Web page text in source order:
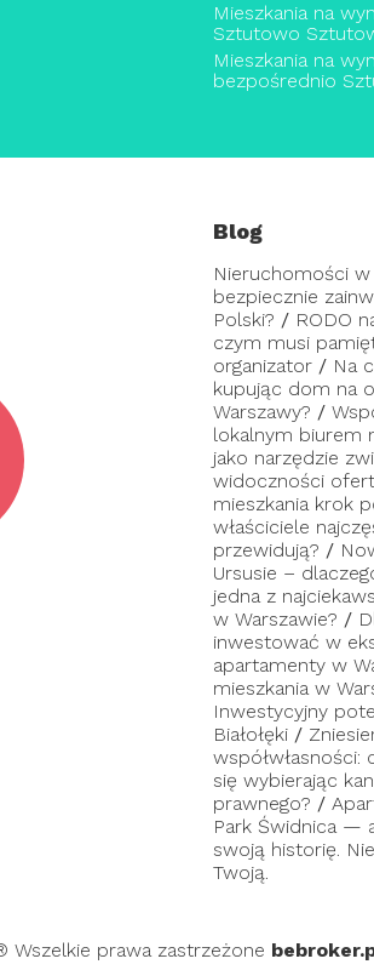
Mieszkania na
Sztutowo
Mieszkania na
bezpośrednio
Blog
Nieruchomości
bezpiecznie
Polski? / RODO
czym musi
organizator / Na
kupując dom na
Warszawy? /
lokalnym biurem
jako narzędzie
widoczności ofert
mieszkania krok
właściciele
przewidują? /
Ursusie –
jedna z
w Warszawie? /
inwestować w
apartamenty w
mieszkania w
Inwestycyjny
Białołęki /
współwłasności:
się wybierając
prawnego? /
Park Świdnica —
swoją historię.
Twoją.
Wszelkie prawa zastrzeżone